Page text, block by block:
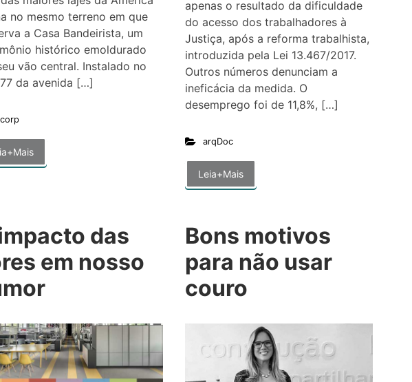
no mesmo terreno em que
a Casa Bandeirista, um
histórico emoldurado
vão central. Instalado no
da avenida […]
apenas o resultado da dificuldade
do acesso dos trabalhadores à
Justiça, após a reforma trabalhista,
introduzida pela Lei 13.467/2017.
Outros números denunciam a
ineficácia da medida. O
desemprego foi de 11,8%, […]
arqDoc
Leia+Mais
das
em nosso
Bons motivos
para não usar
couro